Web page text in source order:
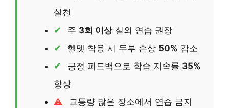
실천
주 3회 이상실외 연습 권장
헬멧 착용 시 두부 손상 50% 감소
긍정 피드백으로 학습 지속률 35%
향상
교통량 많은 장소에서 연습 금지